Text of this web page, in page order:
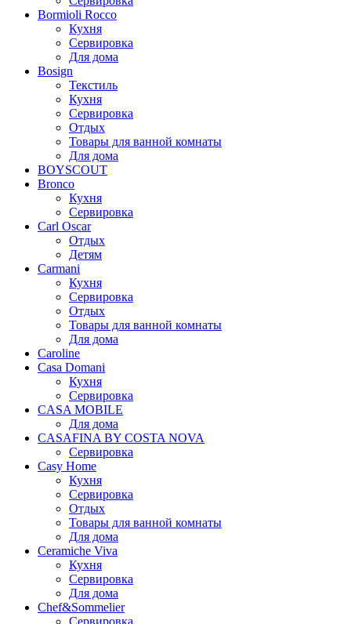
Bormioli Rocco
Кухня
Сервировка
Для дома
Bosign
Текстиль
Кухня
Сервировка
Отдых
Товары для ванной комнаты
Для дома
BOYSCOUT
Bronco
Кухня
Сервировка
Carl Oscar
Отдых
Детям
Carmani
Кухня
Сервировка
Отдых
Товары для ванной комнаты
Для дома
Caroline
Casa Domani
Кухня
Сервировка
CASA MOBILE
Для дома
CASAFINA BY COSTA NOVA
Сервировка
Casy Home
Кухня
Сервировка
Отдых
Товары для ванной комнаты
Для дома
Ceramiche Viva
Кухня
Сервировка
Для дома
Chef&Sommelier